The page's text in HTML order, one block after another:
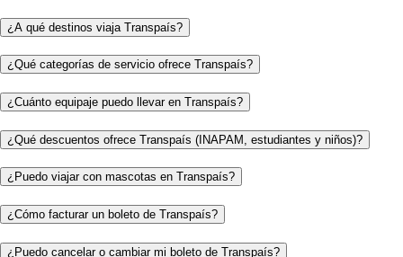
¿A qué destinos viaja Transpaís?
¿Qué categorías de servicio ofrece Transpaís?
¿Cuánto equipaje puedo llevar en Transpaís?
¿Qué descuentos ofrece Transpaís (INAPAM, estudiantes y niños)?
¿Puedo viajar con mascotas en Transpaís?
¿Cómo facturar un boleto de Transpaís?
¿Puedo cancelar o cambiar mi boleto de Transpaís?